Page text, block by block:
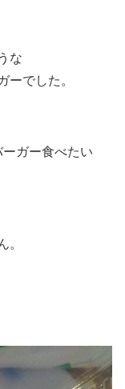
な
ーでした。
ガー食べたい
。